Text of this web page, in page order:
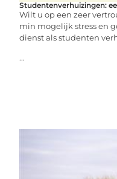
Studentenverhuizingen:
Wilt u op een zeer
min mogelijk stress en
dienst als studenten
...